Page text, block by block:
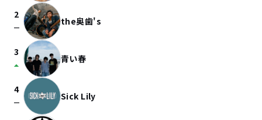
2
check_indeterminate_small the奥歯's
3
arrow_drop_up 青い春
4
check_indeterminate_small Sick Lily